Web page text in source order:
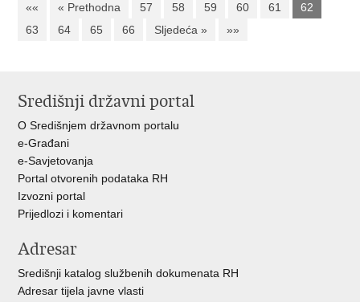
«« « Prethodna 57 58 59 60 61
62
63
64 65 66 Sljedeća » »»
Središnji državni portal
O Središnjem državnom portalu
e-Građani
e-Savjetovanja
Portal otvorenih podataka RH
Izvozni portal
Prijedlozi i komentari
Adresar
Središnji katalog službenih dokumenata RH
Adresar tijela javne vlasti